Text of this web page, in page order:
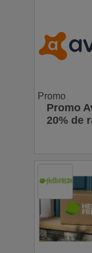
Promo
Promo
20% de